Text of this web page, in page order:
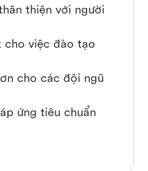
thiện với người
cho việc đào tạo
cho các đội ngũ
ứng tiêu chuẩn